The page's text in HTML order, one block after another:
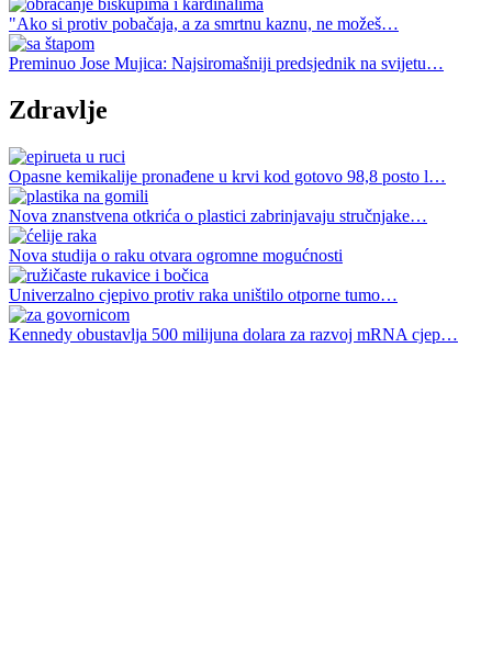
"Ako si protiv pobačaja, a za smrtnu kaznu, ne možeš…
Preminuo Jose Mujica: Najsiromašniji predsjednik na svijetu…
Zdravlje
Opasne kemikalije pronađene u krvi kod gotovo 98,8 posto l…
Nova znanstvena otkrića o plastici zabrinjavaju stručnjake…
Nova studija o raku otvara ogromne mogućnosti
Univerzalno cjepivo protiv raka uništilo otporne tumo…
Kennedy obustavlja 500 milijuna dolara za razvoj mRNA cjep…